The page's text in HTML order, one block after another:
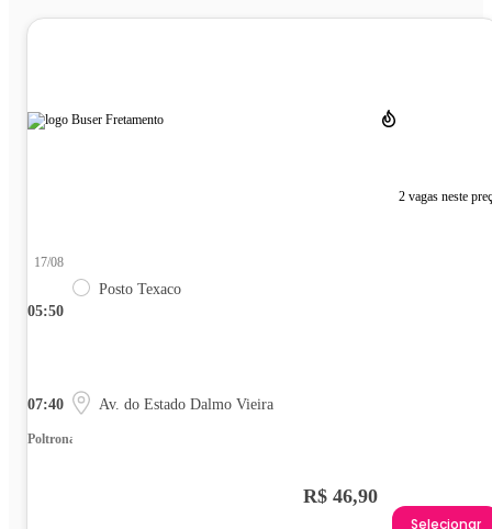
2 vagas neste
05:50
17/08
Posto Texaco
07:40 Av. do Estado Dalmo Vieira
Poltrona
R$ 46,90
Selecionar